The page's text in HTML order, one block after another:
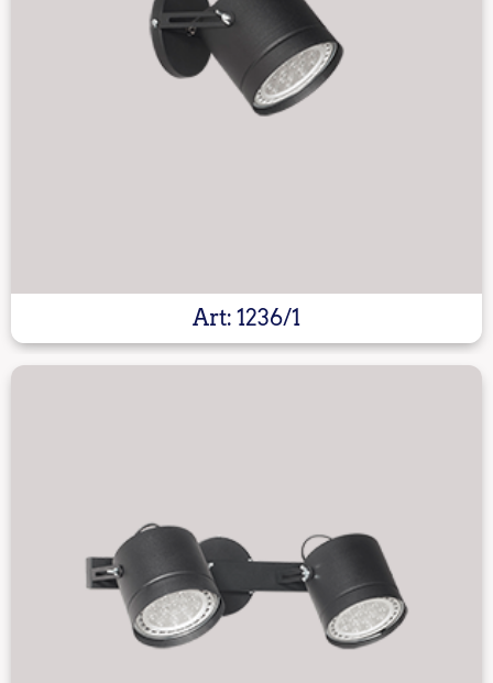
Art: 1236/1